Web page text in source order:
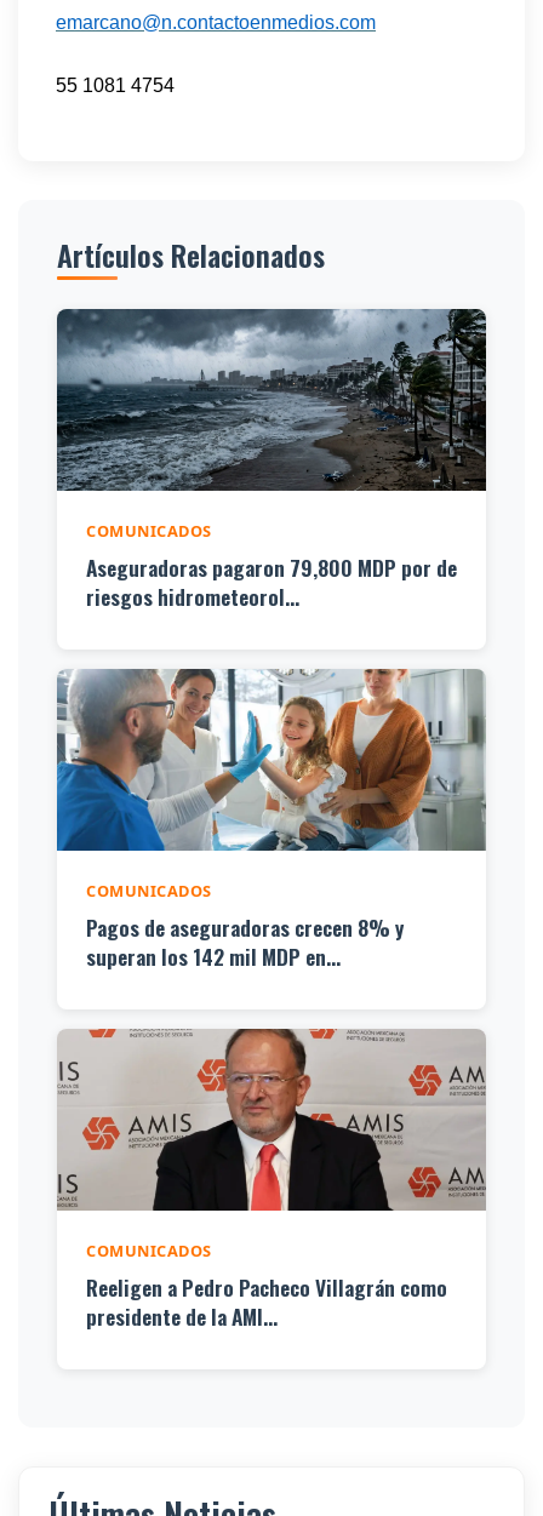
emarcano@n.contactoenmedios.com
55 1081 4754
Artículos Relacionados
COMUNICADOS
Aseguradoras pagaron 79,800 MDP por de
riesgos hidrometeorol...
COMUNICADOS
Pagos de aseguradoras crecen 8% y
superan los 142 mil MDP en...
COMUNICADOS
Reeligen a Pedro Pacheco Villagrán como
presidente de la AMI...